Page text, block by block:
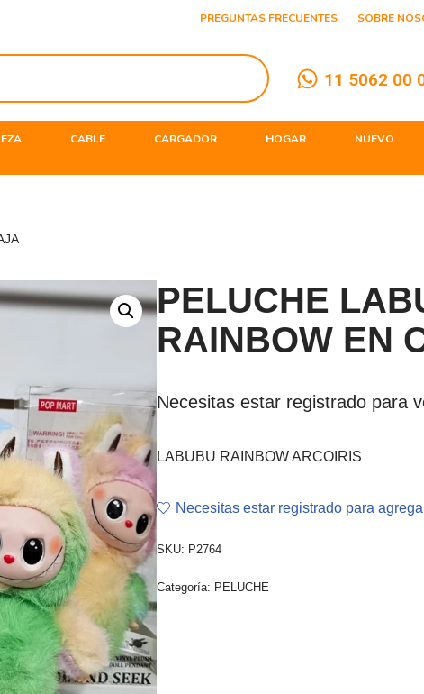
PREGUNTAS FRECUENTES SOBRE
11 5062 00
CABLE CARGADOR HOGAR NUEVO
PELUCHE
RAINBOW EN
Necesitas estar registrado para
LABUBU RAINBOW ARCOIRIS
Necesitas estar registrado para
SKU: P2764
Categoría: PELUCHE